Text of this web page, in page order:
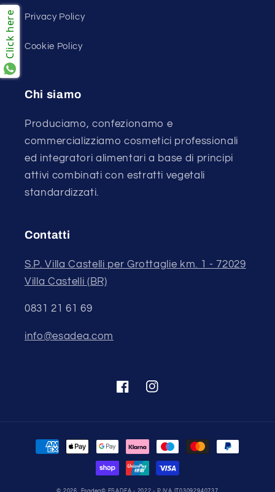
Privacy Policy
Cookie Policy
Chi siamo
Produciamo, confezionamo e
commercializziamo cosmetici professionali
ed integratori alimentari a base di principi
attivi combinati con estratti vegetali
standardizzati.
Contatti
S.P. Villa Castelli per Grottaglie km. 1 - 72029
Villa Castelli (BR)
0831 21 61 69
info@esadea.com
FacebookInstagram
Metodi
Click here